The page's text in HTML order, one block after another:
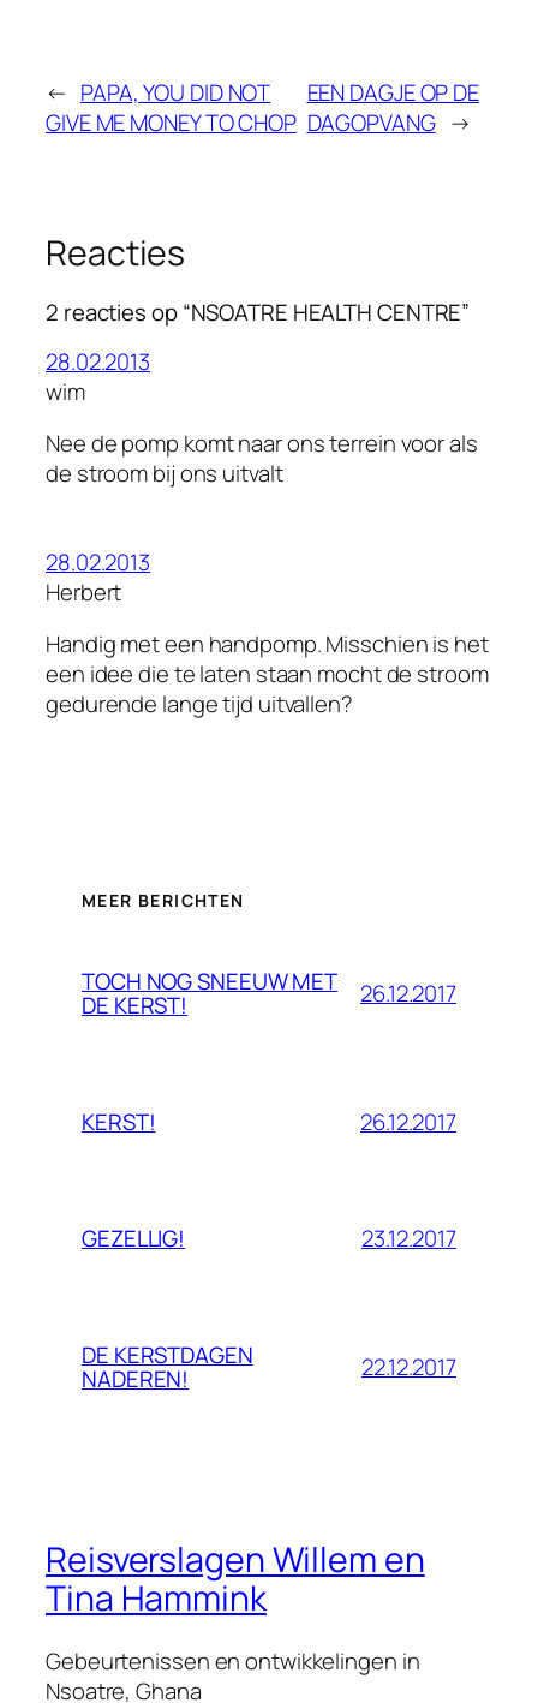
← PAPA, YOU DID NOT
GIVE ME MONEY TO CHOP
EEN DAGJE OP DE
DAGOPVANG →
Reacties
2 reacties op “NSOATRE HEALTH CENTRE”
28.02.2013
wim
Nee de pomp komt naar ons terrein voor als
de stroom bij ons uitvalt
28.02.2013
Herbert
Handig met een handpomp. Misschien is het
een idee die te laten staan mocht de stroom
gedurende lange tijd uitvallen?
MEER BERICHTEN
TOCH NOG SNEEUW MET
DE KERST! 26.12.2017
KERST! 26.12.2017
GEZELLIG! 23.12.2017
DE KERSTDAGEN
NADEREN! 22.12.2017
Reisverslagen Willem en
Tina Hammink
Gebeurtenissen en ontwikkelingen in
Nsoatre, Ghana